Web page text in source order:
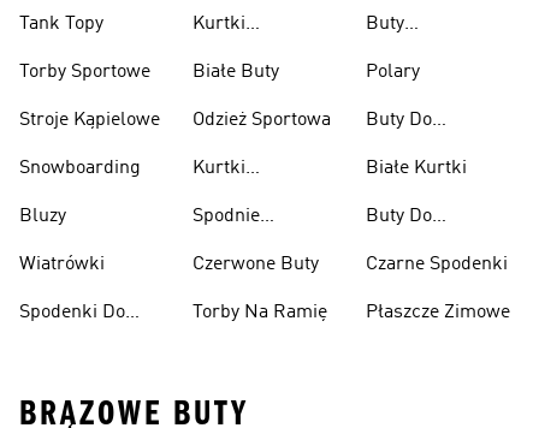
Tank Topy
Torby Sportowe
Stroje Kąpielowe
Snowboarding
Bluzy
Wiatrówki
Spodenki Do
Kurtki
Białe Buty
Odzież Sportowa
Kurtki
Spodnie
Czerwone Buty
Torby Na Ramię
Buty
Polary
Buty Do
Ciężarów
Białe Kurtki
Buty Do
Czarne Spodenki
Płaszcze Zimowe
BRĄZOWE BUTY